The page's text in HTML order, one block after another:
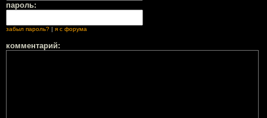
пароль:
забыл пароль? я с форума
комментарий: